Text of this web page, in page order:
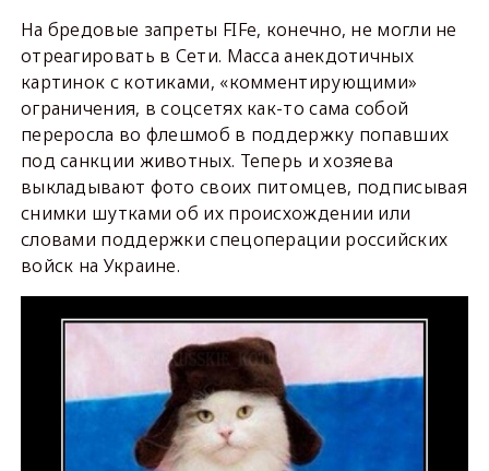
На бредовые запреты FIFe, конечно, не могли не
отреагировать в Сети. Масса анекдотичных
картинок с котиками, «комментирующими»
ограничения, в соцсетях как-то сама собой
переросла во флешмоб в поддержку попавших
под санкции животных. Теперь и хозяева
выкладывают фото своих питомцев, подписывая
снимки шутками об их происхождении или
словами поддержки спецоперации российских
войск на Украине.